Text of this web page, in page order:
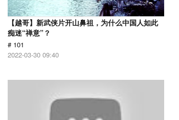
【越哥】新武侠片开山鼻祖，为什么中国人如此
痴迷“禅意”？
# 101
2022-03-30 09:40